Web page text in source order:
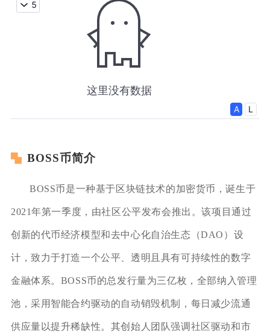
BOSS币简介
BOSS币是一种基于区块链技术的加密货币，诞生于
2021年第一季度，由社区公平发布会推出。该项目通过
创新的代币经济模型和去中心化自治生态（DAO）设
计，致力于打造一个公平、透明且具有可持续性的数字
金融体系。BOSS币的总发行量为三亿枚，全部纳入管理
池，采用智能合约驱动的自动销毁机制，每日减少流通
供应量以提升稀缺性。其创始人团队强调社区驱动和市